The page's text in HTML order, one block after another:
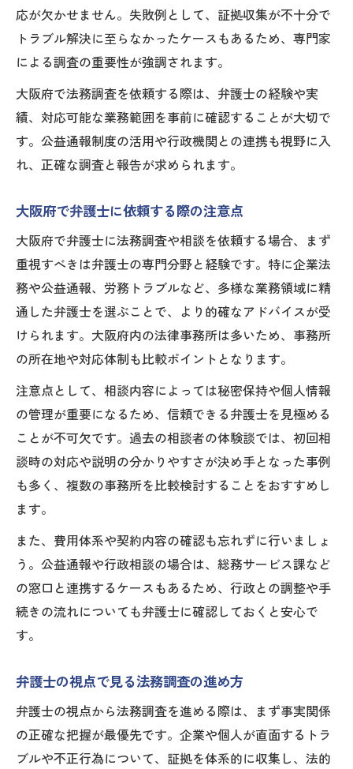
弁護士による調査記録の管理ポイント
トラブル発生時の弁護士への早期相談
大阪府における弁護士相談の現場と実践例
弁護士相談の現場でよくあるケース紹介
実際の事例から学ぶ弁護士の対応力
相談から解決までの弁護士のサポート体制
幹部名簿活用による効果的な相談事例
弁護士が教える書類作成と提出のコツ
市町村局との調整時に役立つ弁護士の知識
企画厚生課との連携で問題を解決する方法
弁護士が伝える行政手続きの注意点
応が欠かせません。失敗例として、証拠収集が不十分で
トラブル解決に至らなかったケースもあるため、専門家
による調査の重要性が強調されます。
大阪府で法務調査を依頼する際は、弁護士の経験や実
績、対応可能な業務範囲を事前に確認することが大切で
す。公益通報制度の活用や行政機関との連携も視野に入
れ、正確な調査と報告が求められます。
大阪府で弁護士に依頼する際の注意点
大阪府で弁護士に法務調査や相談を依頼する場合、まず
重視すべきは弁護士の専門分野と経験です。特に企業法
務や公益通報、労務トラブルなど、多様な業務領域に精
通した弁護士を選ぶことで、より的確なアドバイスが受
けられます。大阪府内の法律事務所は多いため、事務所
の所在地や対応体制も比較ポイントとなります。
注意点として、相談内容によっては秘密保持や個人情報
の管理が重要になるため、信頼できる弁護士を見極める
ことが不可欠です。過去の相談者の体験談では、初回相
談時の対応や説明の分かりやすさが決め手となった事例
も多く、複数の事務所を比較検討することをおすすめし
ます。
また、費用体系や契約内容の確認も忘れずに行いましょ
う。公益通報や行政相談の場合は、総務サービス課など
の窓口と連携するケースもあるため、行政との調整や手
続きの流れについても弁護士に確認しておくと安心で
す。
弁護士の視点で見る法務調査の進め方
弁護士の視点から法務調査を進める際は、まず事実関係
の正確な把握が最優先です。企業や個人が直面するトラ
ブルや不正行為について、証拠を体系的に収集し、法的